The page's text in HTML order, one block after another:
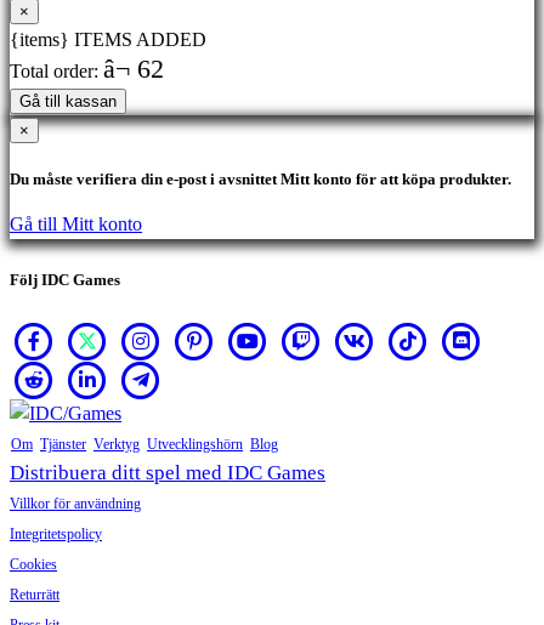
×
{items} ITEMS ADDED
Total order: â¬ 62
Gå till kassan
×
Du måste verifiera din e-post i avsnittet Mitt konto för att köpa produkter.
Gå till Mitt konto
Följ IDC Games
Om Tjänster Verktyg Utvecklingshörn Blog
Distribuera ditt spel med IDC Games
Villkor för användning
Integritetspolicy
Cookies
Returrätt